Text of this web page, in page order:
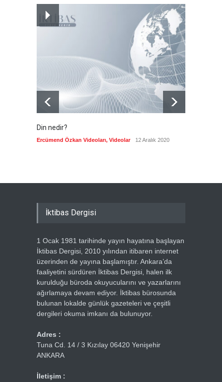
Kolombiya, solcu Petro'nun
yerine aşırı sağcı Espriella'yı
Güncel 8 Ağustos 2026
Din nedir?
Ercümend Özkan Videoları, Videolar 12 Aralık 2020
İktibas Dergisi
1 Ocak 1981 tarihinde yayın hayatına başlayan
İktibas Dergisi, 2010 yılından itibaren internet
üzerinden de yayına başlamıştır. Ankara’da
faaliyetini sürdüren İktibas Dergisi, halen ilk
kurulduğu büroda okuyucularını ve yazarlarını
ağırlamaya devam ediyor. İktibas bürosunda
bulunan lokalde günlük gazeteleri ve çeşitli
dergileri okuma imkanı da bulunuyor.
Adres :
Tuna Cd. 14 / 3 Kızılay 06420 Yenişehir
ANKARA
İletişim :